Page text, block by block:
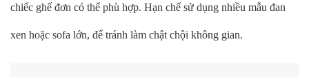
chiếc ghế đơn có thể phù hợp. Hạn chế sử dụng nhiều mẫu đan
xen hoặc sofa lớn, để tránh làm chật chội không gian.